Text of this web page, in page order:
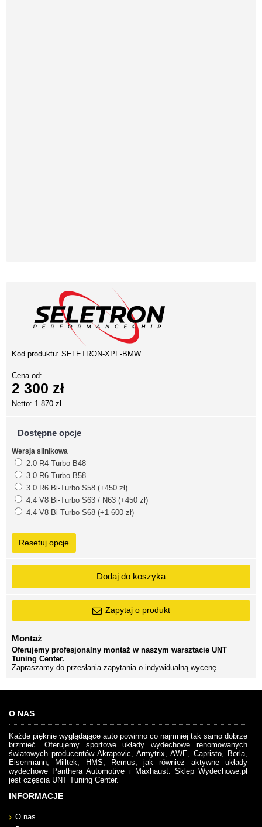
Kod produktu: SELETRON-XPF-BMW
Cena od:
2 300 zł
Netto: 1 870 zł
Dostępne opcje
Wersja silnikowa
2.0 R4 Turbo B48
3.0 R6 Turbo B58
3.0 R6 Bi-Turbo S58 (+450 zł)
4.4 V8 Bi-Turbo S63 / N63 (+450 zł)
4.4 V8 Bi-Turbo S68 (+1 600 zł)
Resetuj opcje
Dodaj do koszyka
Zapytaj o produkt
Montaż
Oferujemy profesjonalny montaż w naszym warsztacie UNT
Tuning Center.
Zapraszamy do przesłania zapytania o indywidualną wycenę.
O NAS
Każde pięknie wyglądające auto powinno co najmniej tak samo dobrze
brzmieć. Oferujemy sportowe układy wydechowe renomowanych
światowych producentów Akrapovic, Armytrix, AWE, Capristo, Borla,
Eisenmann, Milltek, HMS, Remus, jak również aktywne układy
wydechowe Panthera Automotive i Maxhaust. Sklep Wydechowe.pl
jest częscią UNT Tuning Center.
INFORMACJE
O nas